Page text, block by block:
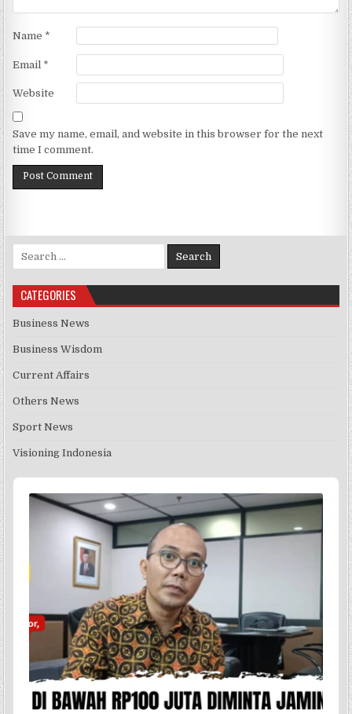
Name *
Email *
Website
Save my name, email, and website in this browser for the next
time I comment.
Search for:
CATEGORIES
Business News
Business Wisdom
Current Affairs
Others News
Sport News
Visioning Indonesia
Audio
Player